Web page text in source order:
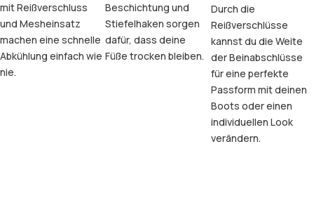
mit Reißverschluss
und Mesheinsatz
machen eine schnelle
Abkühlung einfach wie
nie.
Beschichtung und
Stiefelhaken sorgen
dafür, dass deine
Füße trocken bleiben.
Durch die
Reißverschlüsse
kannst du die Weite
der Beinabschlüsse
für eine perfekte
Passform mit deinen
Boots oder einen
individuellen Look
verändern.